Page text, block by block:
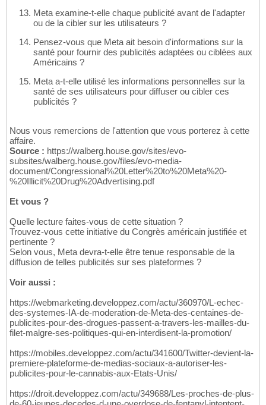
Meta examine-t-elle chaque publicité avant de l'adapter
ou de la cibler sur les utilisateurs ?
Pensez-vous que Meta ait besoin d'informations sur la
santé pour fournir des publicités adaptées ou ciblées aux
Américains ?
Meta a-t-elle utilisé les informations personnelles sur la
santé de ses utilisateurs pour diffuser ou cibler ces
publicités ?
Nous vous remercions de l'attention que vous porterez à cette
affaire.
Source : https://walberg.house.gov/sites/evo-
subsites/walberg.house.gov/files/evo-media-
document/Congressional%20Letter%20to%20Meta%20-
%20Illicit%20Drug%20Advertising.pdf
Et vous ?
Quelle lecture faites-vous de cette situation ?
Trouvez-vous cette initiative du Congrès américain justifiée et
pertinente ?
Selon vous, Meta devra-t-elle être tenue responsable de la
diffusion de telles publicités sur ses plateformes ?
Voir aussi :
https://webmarketing.developpez.com/actu/360970/L-echec-
des-systemes-IA-de-moderation-de-Meta-des-centaines-de-
publicites-pour-des-drogues-passent-a-travers-les-mailles-du-
filet-malgre-ses-politiques-qui-en-interdisent-la-promotion/
https://mobiles.developpez.com/actu/341600/Twitter-devient-la-
premiere-plateforme-de-medias-sociaux-a-autoriser-les-
publicites-pour-le-cannabis-aux-Etats-Unis/
https://droit.developpez.com/actu/349688/Les-proches-de-plus-